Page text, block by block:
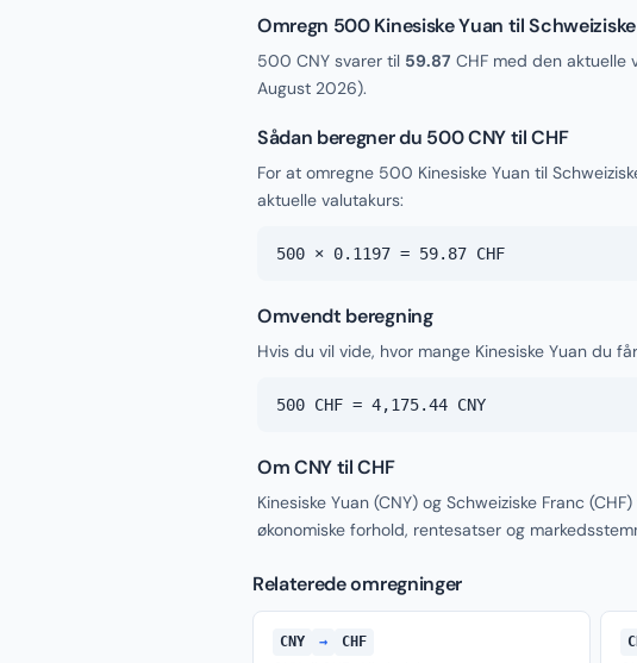
Omregn 500 Kinesiske Yuan til
500 CNY svarer til 59.87 CHF med den aktuelle
August 2026).
Sådan beregner du 500 CNY til CHF
For at omregne 500 Kinesiske Yuan til
aktuelle valutakurs:
500 × 0.1197 = 59.87 CHF
Omvendt beregning
Hvis du vil vide, hvor mange Kinesiske Yuan du
500 CHF = 4,175.44 CNY
Om CNY til CHF
Kinesiske Yuan (CNY) og Schweiziske Franc
økonomiske forhold, rentesatser og
Relaterede omregninger
CNY → CHF